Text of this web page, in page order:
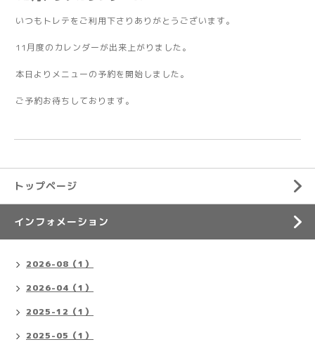
いつもトレテをご利用下さりありがとうございます。
11月度のカレンダーが出来上がりました。
本日よりメニューの予約を開始しました。
ご予約お待ちしております。
トップページ
インフォメーション
2026-08（1）
2026-04（1）
2025-12（1）
2025-05（1）